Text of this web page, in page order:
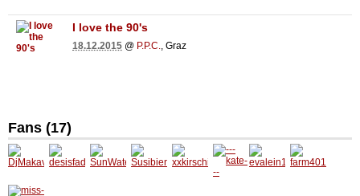
I love the 90's
18.12.2015 @ P.P.C. , Graz
Fans (17)
DjMaka